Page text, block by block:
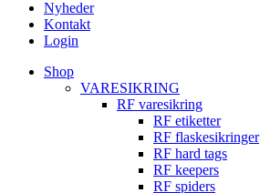
Nyheder
Kontakt
Login
Shop
VARESIKRING
RF varesikring
RF etiketter
RF flaskesikringer
RF hard tags
RF keepers
RF spiders